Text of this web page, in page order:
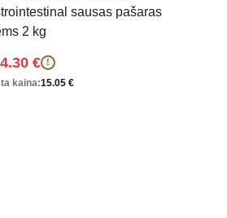
sausas pašaras
2 kg
€ !
kaina:15.05 €